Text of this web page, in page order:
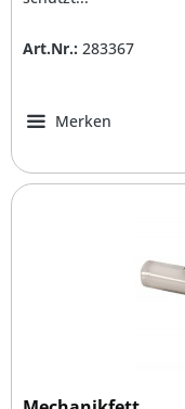
Art.Nr.: 283367
Merken